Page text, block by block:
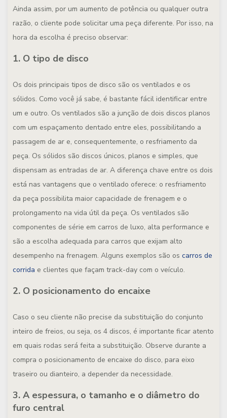
Ainda assim, por um aumento de potência ou qualquer outra
razão, o cliente pode solicitar uma peça diferente. Por isso, na
hora da escolha é preciso observar:
1. O tipo de disco
Os dois principais tipos de disco são os ventilados e os
sólidos. Como você já sabe, é bastante fácil identificar entre
um e outro. Os ventilados são a junção de dois discos planos
com um espaçamento dentado entre eles, possibilitando a
passagem de ar e, consequentemente, o resfriamento da
peça. Os sólidos são discos únicos, planos e simples, que
dispensam as entradas de ar. A diferença chave entre os dois
está nas vantagens que o ventilado oferece: o resfriamento
da peça possibilita maior capacidade de frenagem e o
prolongamento na vida útil da peça. Os ventilados são
componentes de série em carros de luxo, alta performance e
são a escolha adequada para carros que exijam alto
desempenho na frenagem. Alguns exemplos são os carros de
corrida e clientes que façam track-day com o veículo.
2. O posicionamento do encaixe
Caso o seu cliente não precise da substituição do conjunto
inteiro de freios, ou seja, os 4 discos, é importante ficar atento
em quais rodas será feita a substituição. Observe durante a
compra o posicionamento de encaixe do disco, para eixo
traseiro ou dianteiro, a depender da necessidade.
3. A espessura, o tamanho e o diâmetro do
furo central